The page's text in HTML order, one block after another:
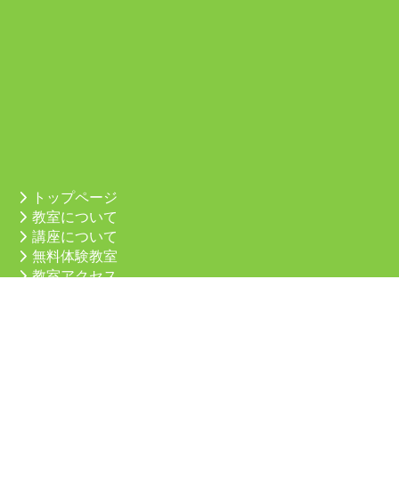
トップページ
教室について
講座について
無料体験教室
教室アクセス